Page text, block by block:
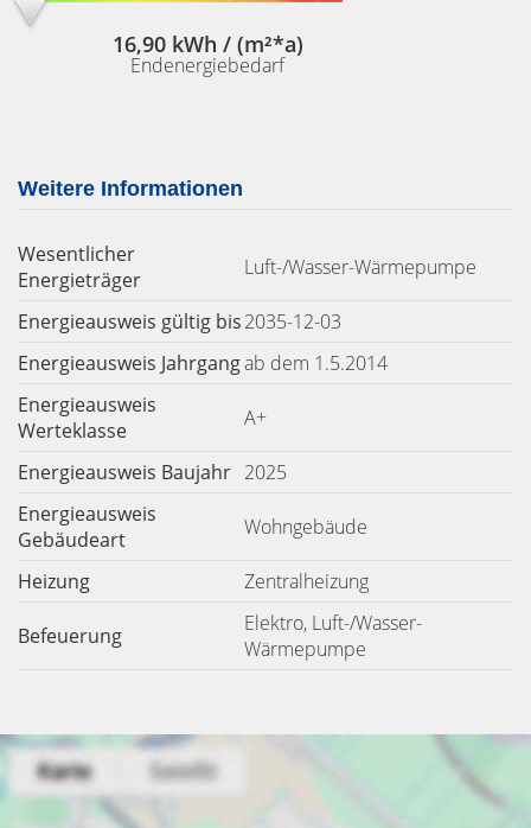
16,90 kWh / (m²*a)
Endenergiebedarf
Weitere Informationen
Wesentlicher
Energieträger
Luft-/Wasser-Wärmepumpe
Energieausweis gültig bis2035-12-03
Energieausweis Jahrgangab dem 1.5.2014
Energieausweis
Werteklasse
A+
Energieausweis Baujahr 2025
Energieausweis
Gebäudeart
Wohngebäude
Heizung Zentralheizung
Befeuerung
Elektro, Luft-/Wasser-
Wärmepumpe